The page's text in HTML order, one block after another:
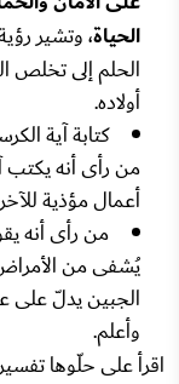
الحياة، وتشير
الحلم إلى تخلص
أولاده.
كتابة آية
من رأى أنه يكتب
أعمال مؤذية
من رأى أنه
يُشفى من الأمراض
الجبين يدلّ على
وأعلم.
اقرأ على حلّوها